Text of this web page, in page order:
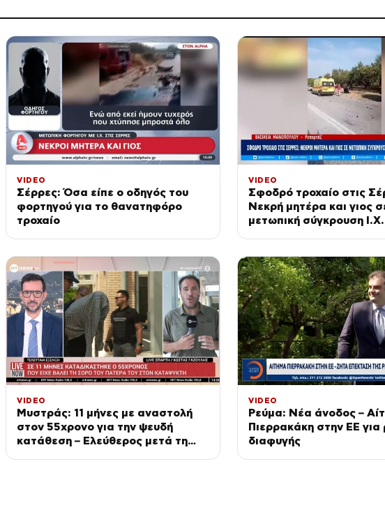
VIDEO
Σέρρες: Όσα είπε ο οδηγός του
φορτηγού για το θανατηφόρο
τροχαίο
VIDEO
Σφοδρό τροχαίο στις
Νεκρή μητέρα και γιος
μετωπική σύγκρουση
VIDEO
Μυστράς: 11 μήνες με αναστολή
στον 55χρονο για την ψευδή
κατάθεση – Ελεύθερος μετά τη
VIDEO
Ρεύμα: Νέα άνοδος –
Πιερρακάκη στην ΕΕ για
διαφυγής